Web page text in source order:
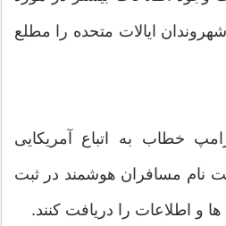
ایالات متحده را مطلع
خطاب به اتباع آمریکایی
نام مسافران هوشمند در ثبت
و اطلاعات را دریافت کنند.